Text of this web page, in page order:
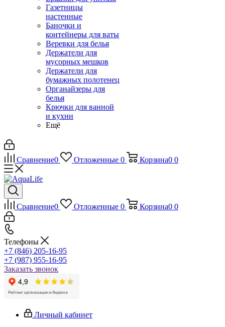
Газетницы
настенные
Баночки и
контейнеры для ваты
Веревки для белья
Держатели для
мусорных мешков
Держатели для
бумажных полотенец
Органайзеры для
белья
Крючки для ванной
и кухни
Ещё
Сравнение0 Отложенные 0 Корзина0 0
Сравнение0 Отложенные 0 Корзина0 0
Телефоны
+7 (846) 205-16-95
+7 (987) 955-16-95
Заказать звонок
Личный кабинет